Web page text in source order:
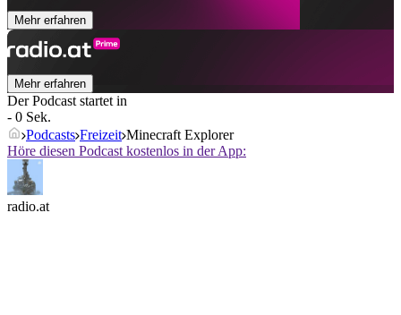
Mehr erfahren
Mehr erfahren
Der Podcast startet in
- 0 Sek.
Podcasts Freizeit Minecraft Explorer
Höre diesen Podcast kostenlos in der App:
radio.at